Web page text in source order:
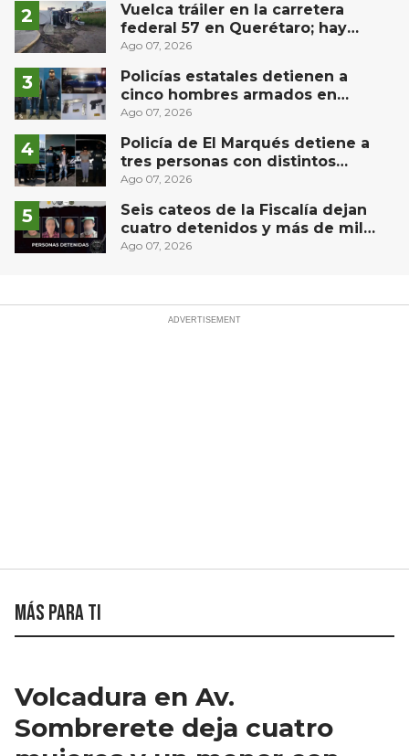
Vuelca tráiler en la carretera
federal 57 en Querétaro; hay
derrame de combustible
Ago 07, 2026
Policías estatales detienen a
cinco hombres armados en
Puebla capital
Ago 07, 2026
Policía de El Marqués detiene a
tres personas con distintos
narcóticos
Ago 07, 2026
Seis cateos de la Fiscalía dejan
cuatro detenidos y más de mil
dosis aseguradas en Querétaro
Ago 07, 2026
Más para ti
Volcadura en Av.
Sombrerete deja cuatro